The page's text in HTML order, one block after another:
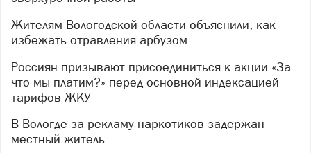
Жителям Вологодской области объяснили, как
избежать отравления арбузом
Россиян призывают присоединиться к акции «За
что мы платим?» перед основной индексацией
тарифов ЖКУ
В Вологде за рекламу наркотиков задержан
местный житель